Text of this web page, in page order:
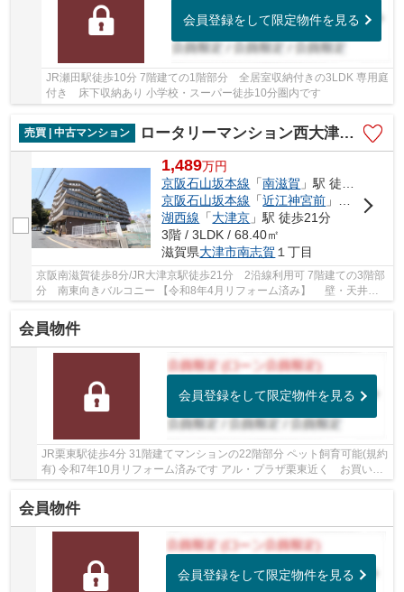
会員登録をして限定物件を見る
JR瀬田駅徒歩10分 7階建ての1階部分 全居室収納付きの3LDK 専用庭
付き 床下収納あり 小学校・スーパー徒歩10分圏内です
売買 | 中古マンション ロータリーマンション西大津ラクス・ヒルズ
1,489万円
京阪石山坂本線 「南滋賀 」駅 徒歩8分
京阪石山坂本線 「近江神宮前 」駅 徒歩14分
湖西線 「大津京 」駅 徒歩21分
3階 / 3LDK / 68.40㎡
滋賀県大津市南志賀 １丁目
京阪南滋賀徒歩8分/JR大津京駅徒歩21分 2沿線利用可 7階建ての3階部
分 南東向きバルコニー 【令和8年4月リフォーム済み】 壁・天井ク
ロス全面張替え、洋室2部屋床：カーペット張替...
会員物件
会員登録をして限定物件を見る
JR栗東駅徒歩4分 31階建てマンションの22階部分 ペット飼育可能(規約
有) 令和7年10月リフォーム済みです アル・プラザ栗東近く お買い物
会員物件
会員登録をして限定物件を見る